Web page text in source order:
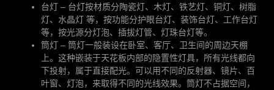
台灯 – 台灯按材质分陶瓷灯、木灯、铁艺灯、铜灯、树脂
灯、水晶灯 等，按功能分护眼台灯、装饰台灯、工作台灯
等，按光源分灯泡、插拔灯管、灯珠台灯等。
筒灯 – 筒灯一般装设在卧室、客厅、卫生间的周边天棚
上。这种嵌装于天花板内部的隐置性灯具，所有光线都向
下投射，属于直接配光。可以用不同的反射器、镜片、百
叶窗、灯泡，来取得不同的光线效果。筒灯不占据空间，